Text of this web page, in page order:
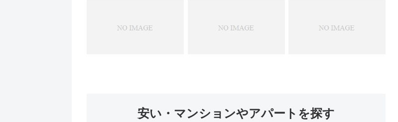
安い・マンションやアパートを探す